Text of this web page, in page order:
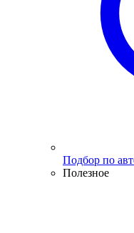
Подбор по
Полезное